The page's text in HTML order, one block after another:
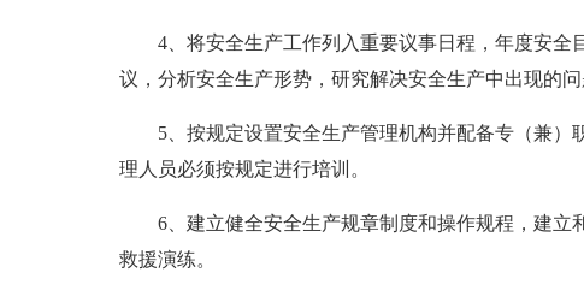
4、将安全生产工作列入重要议事日程，年度安
议，分析安全生产形势，研究解决安全生产中出现的问
5、按规定设置安全生产管理机构并配备专（兼
理人员必须按规定进行培训。
6、建立健全安全生产规章制度和操作规程，建
救援演练。